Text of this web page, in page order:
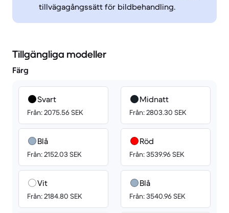
tillvägagångssätt för bildbehandling.
Tillgängliga modeller
Färg
Svart
Från: 2075.56 SEK
Blå
Från: 2152.03 SEK
Vit
Från: 2184.80 SEK
Midnatt
Från: 2803.30 SEK
Röd
Från: 3539.96 SEK
Blå
Från: 3540.96 SEK